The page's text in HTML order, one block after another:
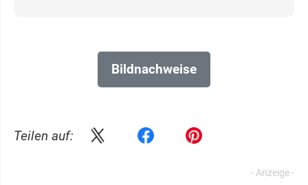
Bildnachweise
Teilen auf: